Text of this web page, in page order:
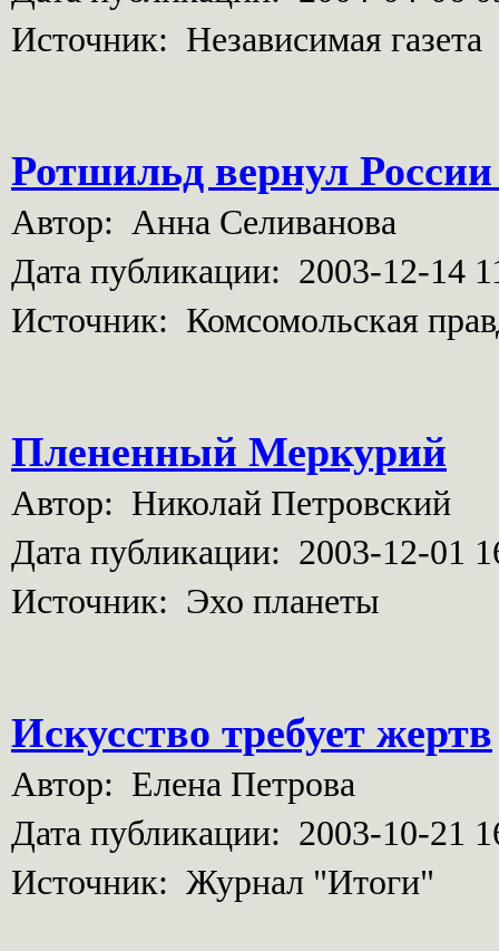
Источник: Независимая газета
Ротшильд вернул
Автор: Анна Селиванова
Дата публикации: 2003-12-14
Источник: Комсомольская
Плененный Меркурий
Автор: Николай Петровский
Дата публикации: 2003-12-01
Источник: Эхо планеты
Искусство требует жертв
Автор: Елена Петрова
Дата публикации: 2003-10-21
Источник: Журнал "Итоги"